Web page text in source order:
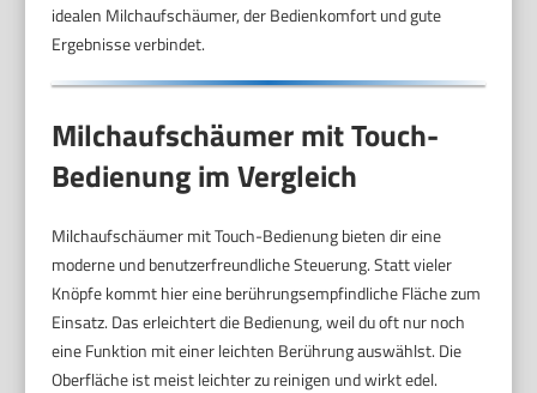
idealen Milchaufschäumer, der Bedienkomfort und gute
Ergebnisse verbindet.
Milchaufschäumer mit Touch-
Bedienung im Vergleich
Milchaufschäumer mit Touch-Bedienung bieten dir eine
moderne und benutzerfreundliche Steuerung. Statt vieler
Knöpfe kommt hier eine berührungsempfindliche Fläche zum
Einsatz. Das erleichtert die Bedienung, weil du oft nur noch
eine Funktion mit einer leichten Berührung auswählst. Die
Oberfläche ist meist leichter zu reinigen und wirkt edel.